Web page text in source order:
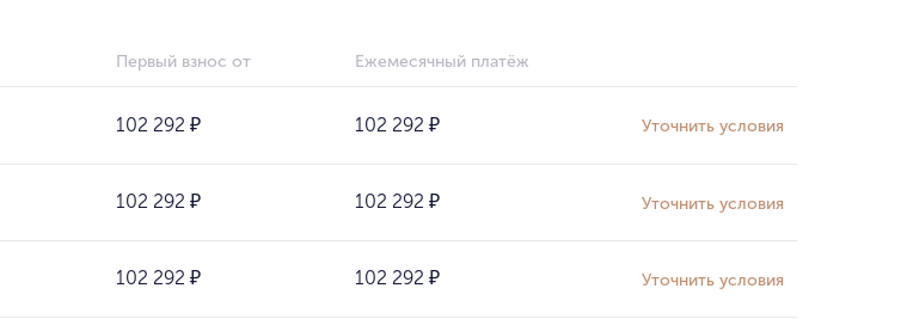
Первый взнос от Ежемесячный платёж
102 292 ₽ 102 292 ₽ Уточнить условия
102 292 ₽ 102 292 ₽ Уточнить условия
102 292 ₽ 102 292 ₽ Уточнить условия